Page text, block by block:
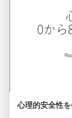
心理的安全性